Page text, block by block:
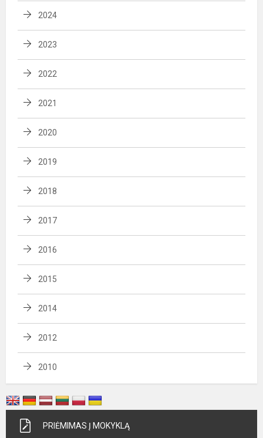
2024
2023
2022
2021
2020
2019
2018
2017
2016
2015
2014
2012
2010
PRIĖMIMAS Į MOKYKLĄ